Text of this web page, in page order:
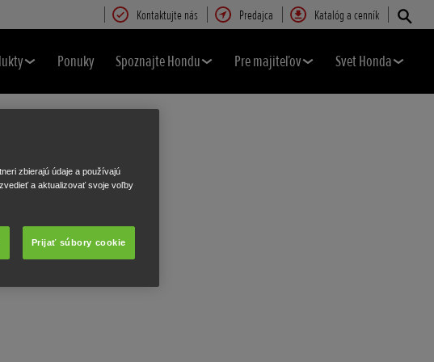
Kontaktujte nás Predajca Katalóg a cenník
Ponuky Spoznajte Hondu Pre majiteľov Svet Honda
zbierajú údaje a používajú
a aktualizovať svoje voľby
Prijať súbory cookie